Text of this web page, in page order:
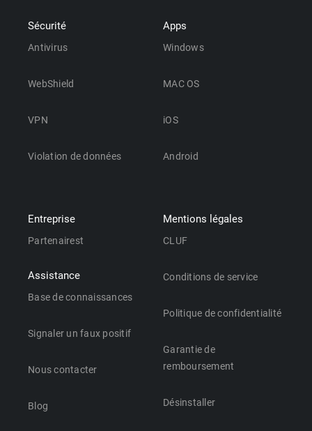
Sécurité
Antivirus
WebShield
VPN
Violation de données
Apps
Windows
MAC OS
iOS
Android
Entreprise
Partenairest
Assistance
Base de connaissances
Signaler un faux positif
Nous contacter
Blog
Mentions légales
CLUF
Conditions de service
Politique de confidentialité
Garantie de
remboursement
Désinstaller